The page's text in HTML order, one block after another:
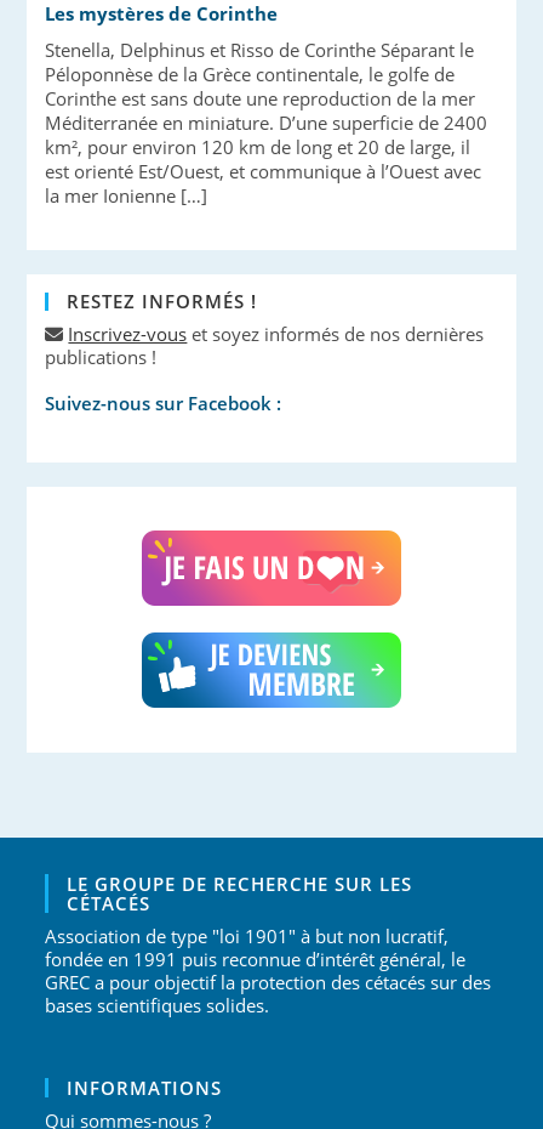
Les mystères de Corinthe
Stenella, Delphinus et Risso de Corinthe Séparant le
Péloponnèse de la Grèce continentale, le golfe de
Corinthe est sans doute une reproduction de la mer
Méditerranée en miniature. D’une superficie de 2400
km², pour environ 120 km de long et 20 de large, il
est orienté Est/Ouest, et communique à l’Ouest avec
la mer Ionienne […]
RESTEZ INFORMÉS !
Inscrivez-vous et soyez informés de nos dernières
publications !
Suivez-nous sur Facebook :
LE GROUPE DE RECHERCHE SUR LES
CÉTACÉS
Association de type "loi 1901" à but non lucratif,
fondée en 1991 puis reconnue d’intérêt général, le
GREC a pour objectif la protection des cétacés sur des
bases scientifiques solides.
INFORMATIONS
Qui sommes-nous ?